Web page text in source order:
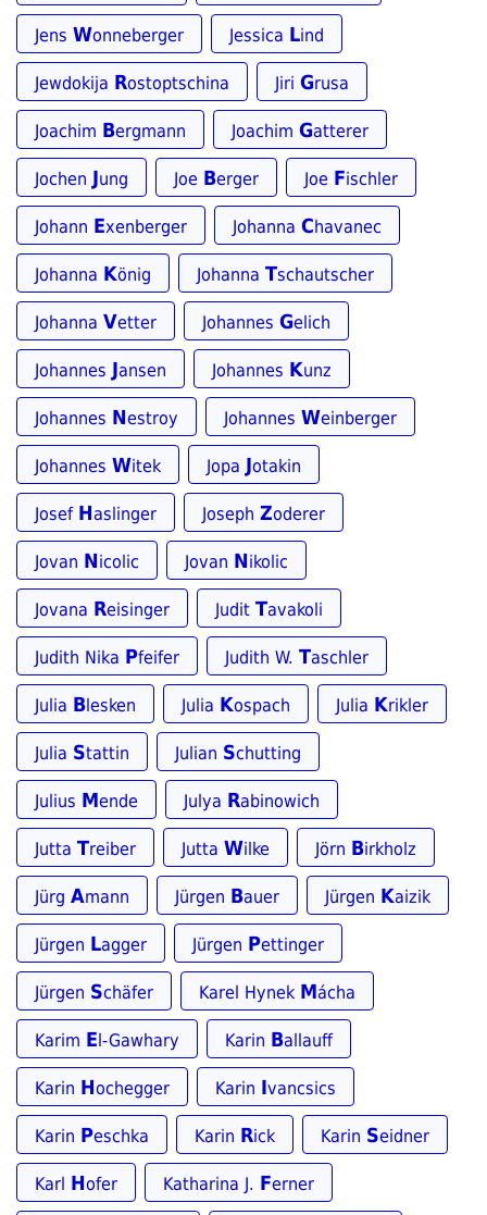
Jens Wonneberger Jessica Lind
Jewdokija Rostoptschina Jiri Grusa
Joachim Bergmann Joachim Gatterer
Jochen J ung Joe Berger Joe Fischler
Johann Exenberger Johanna Chavanec
Johanna König Johanna Tschautscher
Johanna Vetter Johannes Gelich
Johannes J ansen Johannes Kunz
Johannes N estroy Johannes Weinberger
Johannes Witek Jopa J otakin
Josef H aslinger Joseph Zoderer
Jovan N icolic Jovan N ikolic
Jovana Reisinger Judit Tavakoli
Judith Nika Pfeifer Judith W. Taschler
Julia Blesken Julia Kospach Julia Krikler
Julia Stattin Julian Schutting
Julius M ende Julya Rabinowich
Jutta Treiber Jutta Wilke Jörn Birkholz
Jürg Amann Jürgen Bauer Jürgen Kaizik
Jürgen Lagger Jürgen Pettinger
Jürgen Schäfer Karel Hynek Mácha
Karim El-Gawhary Karin Ballauff
Karin Hochegger Karin Ivancsics
Karin Peschka Karin Rick Karin Seidner
Karl Hofer Katharina J. Ferner